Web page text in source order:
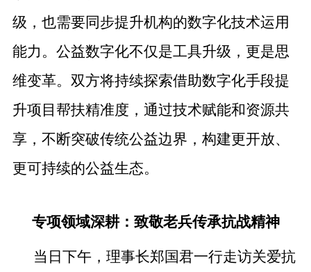
级，也需要同步提升机构的数字化技术运用
能力。公益数字化不仅是工具升级，更是思
维变革。双方将持续探索借助数字化手段提
升项目帮扶精准度，通过技术赋能和资源共
享，不断突破传统公益边界，构建更开放、
更可持续的公益生态。
专项领域深耕：致敬老兵传承抗战精神
当日下午，理事长郑国君一行走访关爱抗